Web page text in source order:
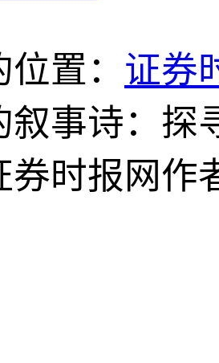
置： 证券
叙事诗：探
券时报网作